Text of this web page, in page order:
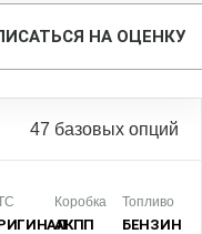
НА ОЦЕНКУ
47 базовых опций
Коробка
АКПП
Топливо
БЕНЗИН